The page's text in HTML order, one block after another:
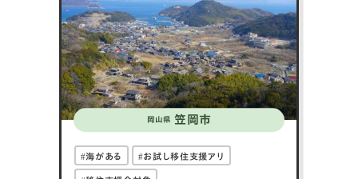
ています。
戦国時代から、めまぐるしく変わる版図で育ま
れた「新しいもの好き」の精神は、幕末には洋
学者や医学者を多数輩出し、いまでも古き良
きものを生かしながら新しい価値観を生み出
す匠のまちでもあります。
地方での新しい暮らしに可能性を感じる方に
とって、津山市は第二の「ふるさと」になれる
場所です。
岡山県 笠岡市
海がある お試し移住支援アリ